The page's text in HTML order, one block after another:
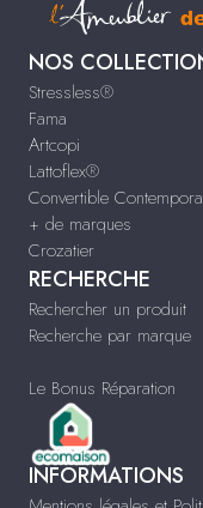
NOS
Stressless®
Fama
Artcopi
Lattoflex®
Convertible
+ de marques
Crozatier
RECHERCHE
Rechercher un produit
Recherche par marque
Le Bonus Réparation
INFORMATIONS